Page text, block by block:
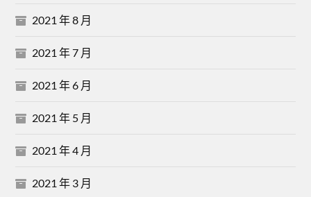
2021 年 8 月
2021 年 7 月
2021 年 6 月
2021 年 5 月
2021 年 4 月
2021 年 3 月